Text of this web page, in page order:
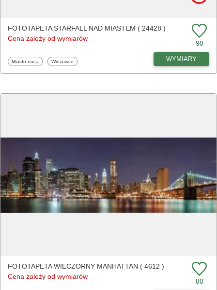
FOTOTAPETA STARFALL NAD MIASTEM ( 24428 )
Cena zależy od wymiarów
90
Fototapety
Miasto nocą Fototapety
Wieżowce WYMIARY
FOTOTAPETA WIECZORNY MANHATTAN ( 4612 )
Cena zależy od wymiarów
80